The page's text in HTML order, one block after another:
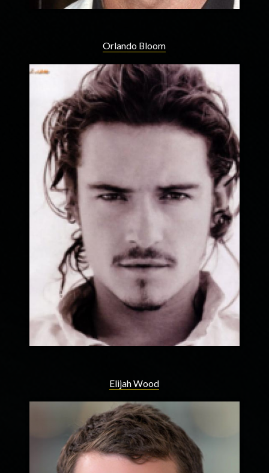
Orlando Bloom
Elijah Wood